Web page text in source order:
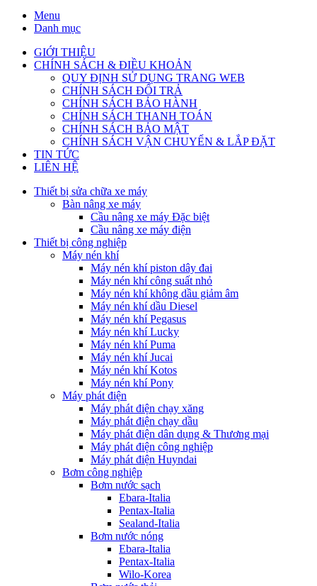
Menu
Danh mục
GIỚI THIỆU
CHÍNH SÁCH & ĐIỀU KHOẢN
QUY ĐỊNH SỬ DỤNG TRANG WEB
CHÍNH SÁCH ĐỔI TRẢ
CHÍNH SÁCH BẢO HÀNH
CHÍNH SÁCH THANH TOÁN
CHÍNH SÁCH BẢO MẬT
CHÍNH SÁCH VẬN CHUYỂN & LẮP ĐẶT
TIN TỨC
LIÊN HỆ
Thiết bị sửa chữa xe máy
Bàn nâng xe máy
Cầu nâng xe máy Đặc biệt
Cầu nâng xe máy điện
Thiết bị công nghiệp
Máy nén khí
Máy nén khí piston dây đai
Máy nén khí công suất nhỏ
Máy nén khí không dầu giảm âm
Máy nén khí dầu Diesel
Máy nén khí Pegasus
Máy nén khí Lucky
Máy nén khí Puma
Máy nén khí Jucai
Máy nén khí Kotos
Máy nén khí Pony
Máy phát điện
Máy phát điện chạy xăng
Máy phát điện chạy dầu
Máy phát điện dân dụng & Thương mại
Máy phát điện công nghiệp
Máy phát điện Huyndai
Bơm công nghiệp
Bơm nước sạch
Ebara-Italia
Pentax-Italia
Sealand-Italia
Bơm nước nóng
Ebara-Italia
Pentax-Italia
Wilo-Korea